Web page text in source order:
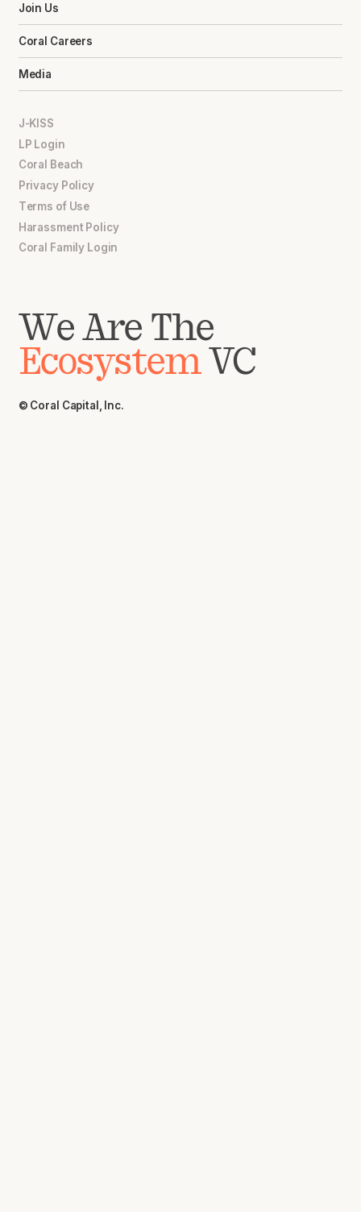
Join Us
Coral Careers
Media
J-KISS
LP Login
Coral Beach
Privacy Policy
Terms of Use
Harassment Policy
Coral Family Login
We Are The
EcosystemVC
© Coral Capital, Inc.